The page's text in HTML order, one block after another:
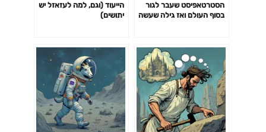
הסטרטאפיסט שעבר לגור
בסוף העולם ואז גילה שעשה
ורומנטי, אבל אין כמו הבלגן
של העיר אפילו עם ממדני,
עם עומר גולן | Omer Golan
הייעוד (וגם, למה לעזאזל יש
יתושים)